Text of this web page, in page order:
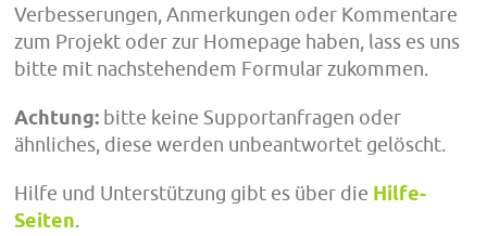
Verbesserungen, Anmerkungen oder Kommentare
zum Projekt oder zur Homepage haben, lass es uns
bitte mit nachstehendem Formular zukommen.
Achtung: bitte keine Supportanfragen oder
ähnliches, diese werden unbeantwortet gelöscht.
Hilfe und Unterstützung gibt es über die Hilfe-
Seiten.